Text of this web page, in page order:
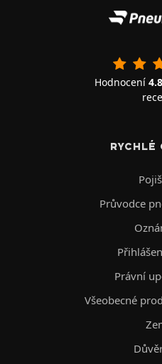
Hodnocení
RYCHLÉ
Průvodce
Právní
Všeobecné